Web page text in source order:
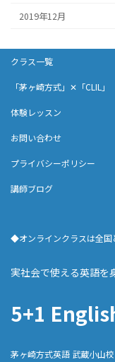
2019年12月
クラス一覧
「茅ヶ崎方式」✕「CLIL」
体験レッスン
お問い合わせ
プライバシーポリシー
講師ブログ
◆オンラインクラスは全
実社会で使える英語を
5+1
茅ヶ崎方式英語 武蔵小山校